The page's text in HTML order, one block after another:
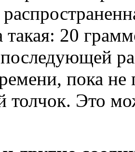
такая: 20
пока не
толчок. Это